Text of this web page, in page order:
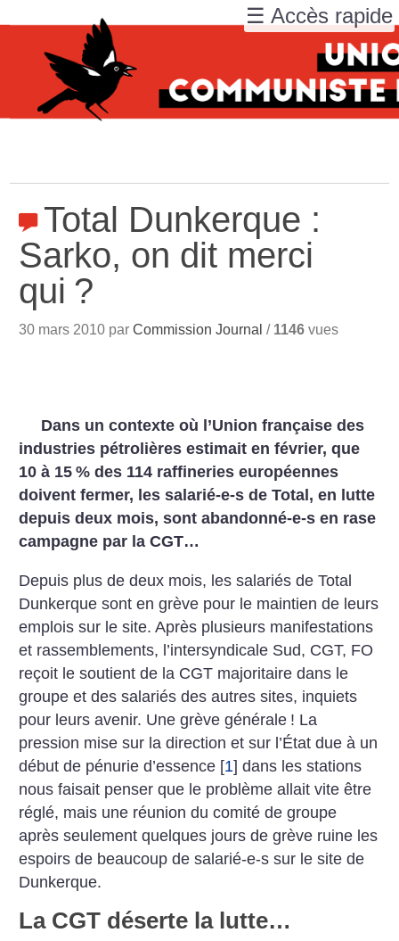
Total Dunkerque :
Sarko, on dit merci
qui ?
30 mars 2010 parCommission Journal / 1146 vues
Dans un contexte où l’Union française des
industries pétrolières estimait en février, que
10 à 15 % des 114 raffineries européennes
doivent fermer, les salarié-e-s de Total, en lutte
depuis deux mois, sont abandonné-e-s en rase
campagne par la CGT…
Depuis plus de deux mois, les salariés de Total
Dunkerque sont en grève pour le maintien de leurs
emplois sur le site. Après plusieurs manifestations
et rassemblements, l’intersyndicale Sud, CGT, FO
reçoit le soutient de la CGT majoritaire dans le
groupe et des salariés des autres sites, inquiets
pour leurs avenir. Une grève générale ! La
pression mise sur la direction et sur l’État due à un
début de pénurie d’essence [1] dans les stations
nous faisait penser que le problème allait vite être
réglé, mais une réunion du comité de groupe
après seulement quelques jours de grève ruine les
espoirs de beaucoup de salarié-e-s sur le site de
Dunkerque.
La CGT déserte la lutte…
☰ Accès rapide